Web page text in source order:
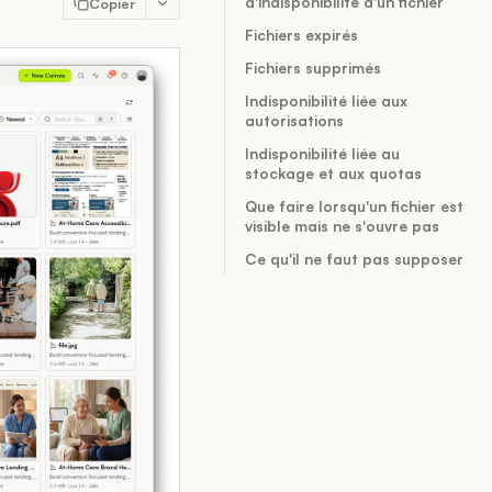
Fichiers expirés
Fichiers supprimés
Indisponibilité liée aux
autorisations
Indisponibilité liée au
stockage et aux quotas
Que faire lorsqu'un fichier est
visible mais ne s'ouvre pas
Ce qu'il ne faut pas supposer